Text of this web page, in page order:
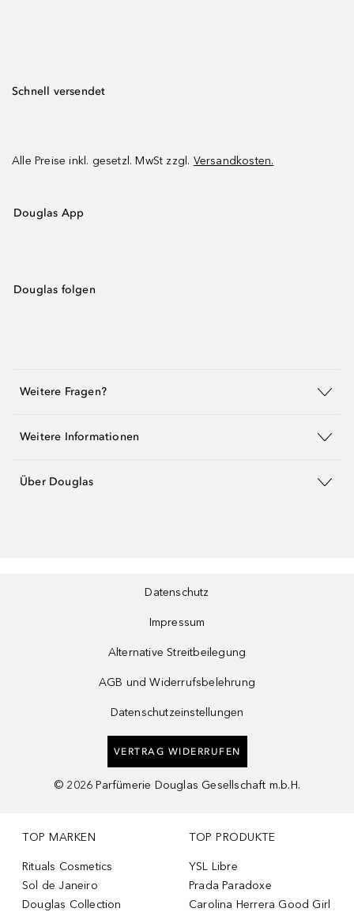
Schnell versendet
Alle Preise inkl. gesetzl. MwSt zzgl. Versandkosten.
Douglas App
Douglas folgen
Weitere Fragen?
Weitere Informationen
Über Douglas
Datenschutz
Impressum
Alternative Streitbeilegung
AGB und Widerrufsbelehrung
Datenschutzeinstellungen
VERTRAG WIDERRUFEN
© 2026 Parfümerie Douglas Gesellschaft m.b.H.
TOP MARKEN
Rituals Cosmetics
Sol de Janeiro
Douglas Collection
TOP PRODUKTE
YSL Libre
Prada Paradoxe
Carolina Herrera Good Girl